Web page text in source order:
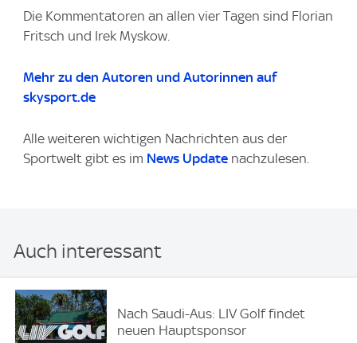
Die Kommentatoren an allen vier Tagen sind Florian
Fritsch und Irek Myskow.
Mehr zu den Autoren und Autorinnen auf
skysport.de
Alle weiteren wichtigen Nachrichten aus der
Sportwelt gibt es im News Update nachzulesen.
Auch interessant
Nach Saudi-Aus: LIV Golf findet
neuen Hauptsponsor